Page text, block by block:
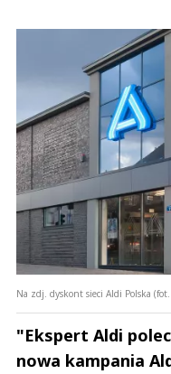
Na zdj. dyskont sieci Aldi Polska
"Ekspert Aldi
nowa kampania